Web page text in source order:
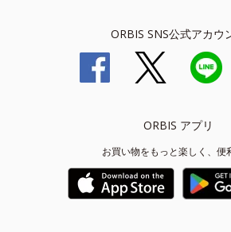
ORBIS SNS公式アカウ
ORBIS アプリ
お買い物をもっと楽しく、便